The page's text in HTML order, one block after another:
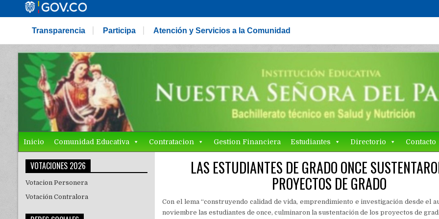
Transparencia Participa Atención y Servicios a la Comunidad
Inicio Comunidad Educativa Contratacion Gestion Financiera Estudiantes Directorio Contacto
LAS ESTUDIANTES DE GRADO ONCE
PROYECTOS DE GRADO
Con el lema “construyendo calidad de vida, emprendimiento e investigación desde el
noviembre las estudiantes de once, culminaron la sustentación de los proyectos de
VOTACIONES 2026
Votacion Personera
Votación Contralora